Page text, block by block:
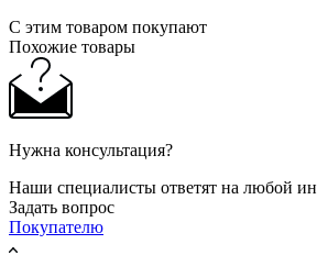
С этим товаром покупают
Похожие товары
Нужна консультация?
Наши специалисты ответят на любой
Задать вопрос
Покупателю